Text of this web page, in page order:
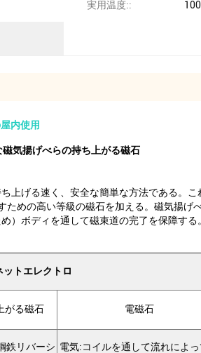
実用温度::
内使用
気揚げべらの持ち上がる磁石
上げる速く、安全な簡単な方法である。
ための高い等級の磁石を加える。磁気揚
）ボディを通して磁束道の完了を保障す
トエレクトロ
がる磁石 電磁石
鉄リバーシ 電気:コイルを通して流れによ